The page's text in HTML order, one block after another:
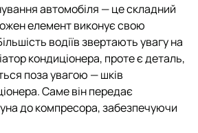
автомобіля — це складний
елемент виконує свою
водіїв звертають увагу на
кондиціонера, проте є деталь,
поза увагою — шків
Саме він передає
до компресора, забезпечуючи